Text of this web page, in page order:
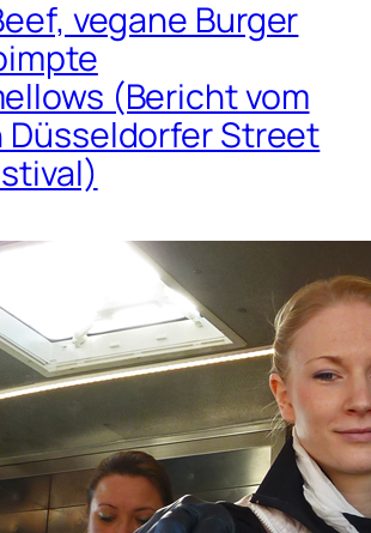
vegane Burger
(Bericht vom
Düsseldorfer Street